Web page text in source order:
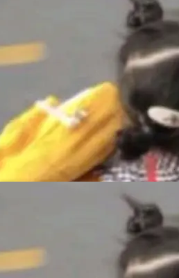
环境中——调用工
理错误、完成闭
仅以 8B-MoT 的轻
精细的真实质感、
编辑。 相比 U
方向上带来了显著
更精细的局部纹
准确的中英文文字
的图...
来检查 Ubuntu
Canonical 工程师
得很直白：「hwc
和它的依赖项都
其他发行版上。」
零。既然只有 Ub
包就没什么可纠结
径 hwctl 是 rust-
命令行工具负责查
Anthropic
间来回跳，中间只
刚宣布因健康原因
，说自己作为联合
天后，The Inform
，负责递归自我
Machines 过
。六月，Google
去了 Op...
多项改进。官方更
新内容如下： 扩
transpose_cuda
Converter (vf_frc
Flash did 8T
free usage + 3T